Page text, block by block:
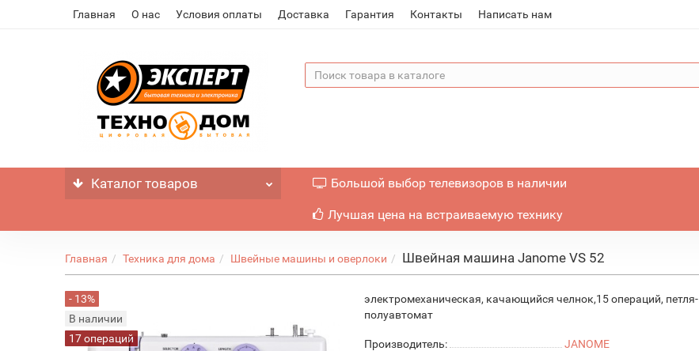
Главная О нас Условия оплаты Доставка Гарантия Контакты Написать нам
Каталог товаров Большой выбор телевизоров в наличии
Лучшая цена на встраиваемую технику
Главная Техника для дома Швейные машины и оверлоки Швейная машина Janome VS 52
- 13%
В наличии
17 операций
электромеханическая, качающийся челнок,15 операций, петля-
полуавтомат
Производитель:
JANOME